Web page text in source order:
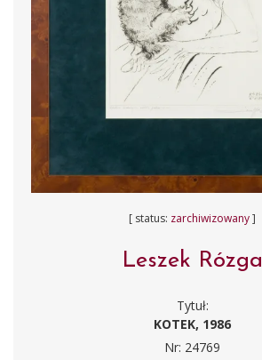
[ status: zarchiwizowany]
Leszek Rózga
Tytuł:
KOTEK, 1986
Nr: 24769